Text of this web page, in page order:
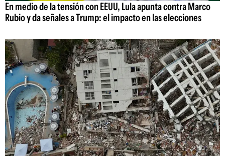
En medio de la tensión con EEUU, Lula apunta contra Marco
Rubio y da señales a Trump: el impacto en las elecciones